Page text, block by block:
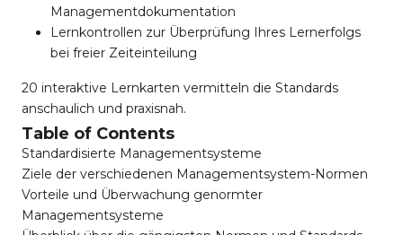
Managementdokumentation
Lernkontrollen zur Überprüfung Ihres Lernerfolgs
bei freier Zeiteinteilung
20 interaktive Lernkarten vermitteln die Standards
anschaulich und praxisnah.
Table of Contents
Standardisierte Managementsysteme
Ziele der verschiedenen Managementsystem-Normen
Vorteile und Überwachung genormter
Managementsysteme